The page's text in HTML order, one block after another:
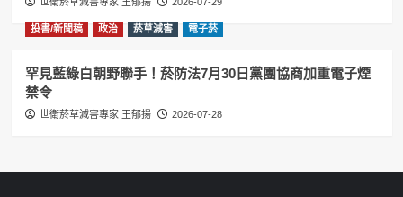
投書/新聞稿 政治 菸草減害 電子菸
罕見藍綠白朝野聯手！菸防法7月30日黨團協商加重電子煙
禁令
世衛菸草減害專家 王郁揚 2026-07-28